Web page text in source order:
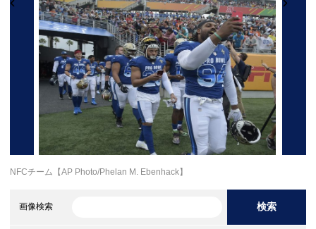
NFCチーム【AP Photo/Phelan M. Ebenhack】
画像検索 検索